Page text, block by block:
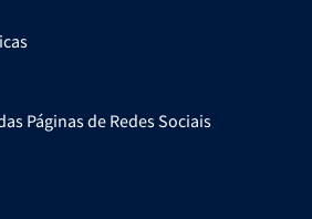
Páginas de Redes Sociais